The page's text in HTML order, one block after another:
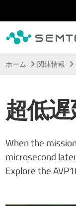
ホーム 関連情報
超低
When the
microsecond
Explore the